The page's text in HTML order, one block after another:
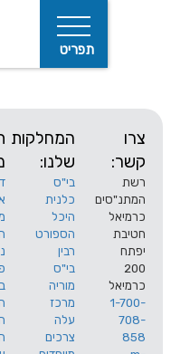
המחלקות
שלנו:
בי"ס
כלנית
היכל
הספורט
רבין
בי"ס
מוריה
מרכז
עלה
צרכים
תוכן
מרכזי:
דף בית
אודות
מי אנחנו
הסדרי
נגישות
פיזיים
באתר
המרכז
הקהילתי
השלוחות